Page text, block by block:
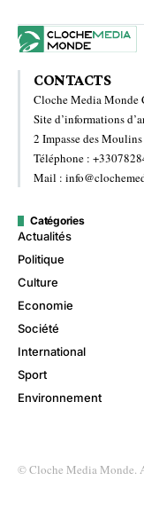
CONTACTS
Cloche Media Monde
Site d’informations
2 Impasse des
Téléphone :
Mail :
Catégories
Actualités
Politique
Culture
Economie
Société
International
Sport
Environnement
© Cloche Media Monde.